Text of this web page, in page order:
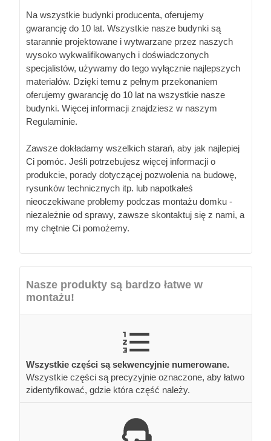
Na wszystkie budynki producenta, oferujemy
gwarancję do 10 lat. Wszystkie nasze budynki są
starannie projektowane i wytwarzane przez naszych
wysoko wykwalifikowanych i doświadczonych
specjalistów, używamy do tego wyłącznie najlepszych
materiałów. Dzięki temu z pełnym przekonaniem
oferujemy gwarancję do 10 lat na wszystkie nasze
budynki. Więcej informacji znajdziesz w naszym
Regulaminie.
Zawsze dokładamy wszelkich starań, aby jak najlepiej
Ci pomóc. Jeśli potrzebujesz więcej informacji o
produkcie, porady dotyczącej pozwolenia na budowę,
rysunków technicznych itp. lub napotkałeś
nieoczekiwane problemy podczas montażu domku -
niezależnie od sprawy, zawsze skontaktuj się z nami, a
my chętnie Ci pomożemy.
Nasze produkty są bardzo łatwe w
montażu!
Wszystkie części są sekwencyjnie numerowane.
Wszystkie części są precyzyjnie oznaczone, aby łatwo
zidentyfikować, gdzie która część należy.